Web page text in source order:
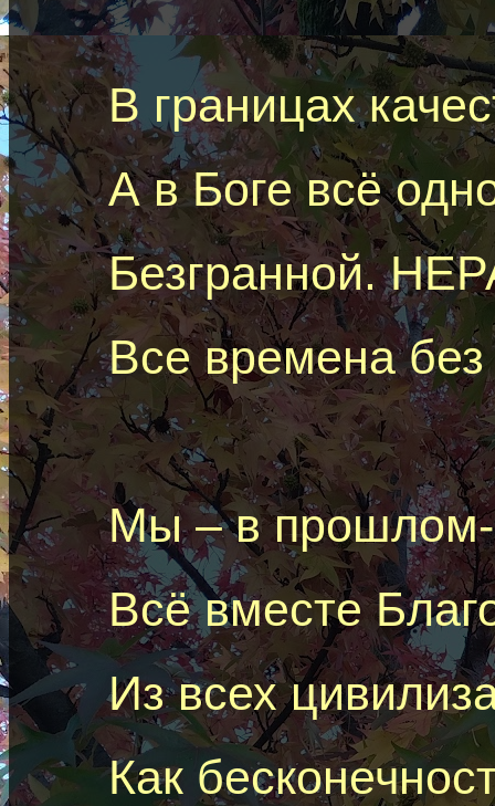
В границах
А в Боге всё
Безгранной.
Все времена
Мы – в
Всё вместе
Из всех
Как